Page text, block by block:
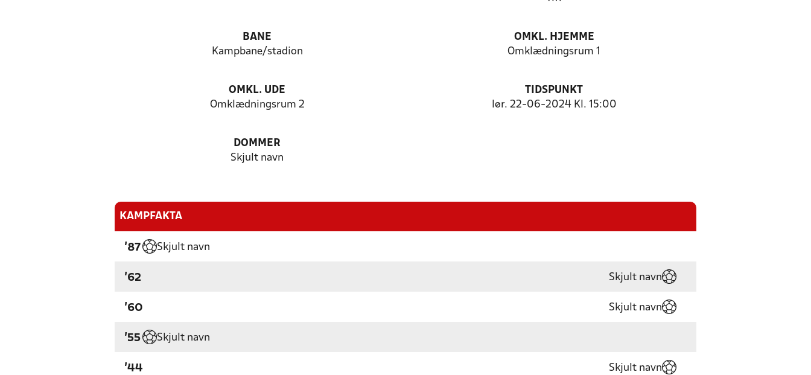
BANE
Kampbane/stadion
OMKL. HJEMME
Omklædningsrum 1
OMKL. UDE
Omklædningsrum 2
TIDSPUNKT
lør. 22-06-2024 Kl. 15:00
DOMMER
Skjult navn
KAMPFAKTA
'87 Skjult navn
'62 Skjult navn
'60 Skjult navn
'55 Skjult navn
'44 Skjult navn